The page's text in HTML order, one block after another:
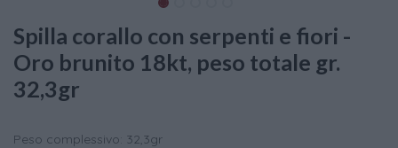
Spilla corallo con serpenti e fiori -
Oro brunito 18kt, peso totale gr.
32,3gr
Peso complessivo: 32,3gr